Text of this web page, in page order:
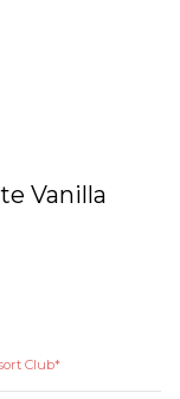
Vanilla
Club*